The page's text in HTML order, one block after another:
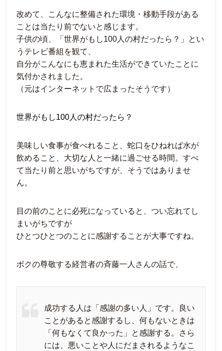
改めて、こんなに整備された環境・移動手段がある
ことは当たり前でないと感じます。
子供の頃、「世界がもし100人の村だったら？」とい
うテレビ番組を観て、
自分がこんなにも恵まれた生活ができていたことに
気付かされました。
（元はインターネットで広まったそうです）
世界がもし100人の村だったら？
美味しい食事が食べれること、蛇口をひねれば水が
飲めること、大切な人と一緒に過ごせる時間。すべ
て当たり前と思いがちですが、そうではありませ
ん。
目の前のことに必死になっていると、つい忘れてし
まいがちですが
ひとつひとつのことに感謝することが大事ですね。
ボクの尊敬する経営者の斉藤一人さんの話で、
成功する人は「感謝の多い人」です。良い
ことがあると感謝するし、何もないときは
「何もなくて良かった」と感謝する。さら
には、悪いことや人にだまされるようなこ